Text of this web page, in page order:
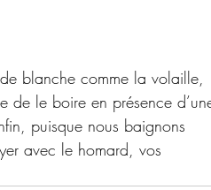
blanche comme la volaille,
de le boire en présence
puisque nous baignons
avec le homard, vos